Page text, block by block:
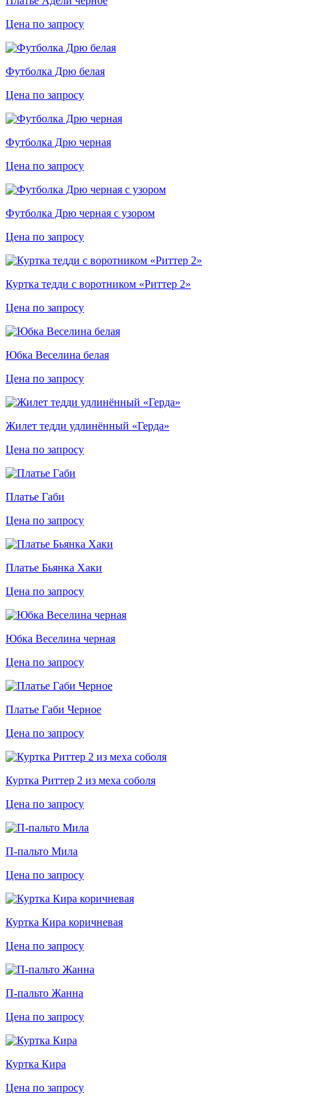
Цена по запросу
Футболка Дрю белая
Цена по запросу
Футболка Дрю черная
Цена по запросу
Футболка Дрю черная с узором
Цена по запросу
Куртка тедди с воротником «Риттер 2»
Цена по запросу
Юбка Веселина белая
Цена по запросу
Жилет тедди удлинённый «Герда»
Цена по запросу
Платье Габи
Цена по запросу
Платье Бьянка Хаки
Цена по запросу
Юбка Веселина черная
Цена по запросу
Платье Габи Черное
Цена по запросу
Куртка Риттер 2 из меха соболя
Цена по запросу
П-пальто Мила
Цена по запросу
Куртка Кира коричневая
Цена по запросу
П-пальто Жанна
Цена по запросу
Куртка Кира
Цена по запросу